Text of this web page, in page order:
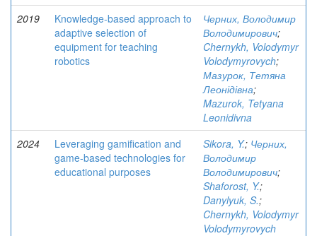
2019
Knowledge-based approach to
adaptive selection of
equipment for teaching
robotics
Черних, Володимир
Володимирович;
Chernykh, Volodymyr
Volodymyrovych;
Мазурок, Тетяна
Леонідівна;
Mazurok, Tetyana
Leonidivna
2024
Leveraging gamification and
game-based technologies for
educational purposes
Sikora, Y.; Черних,
Володимир
Володимирович;
Shaforost, Y.;
Danylyuk, S.;
Chernykh, Volodymyr
Volodymyrovych